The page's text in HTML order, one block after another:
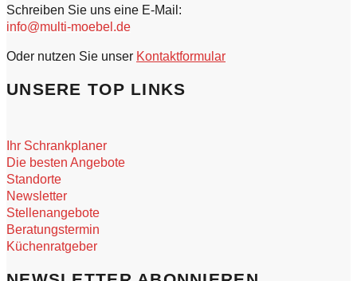
Schreiben Sie uns eine E-Mail:
info@multi-moebel.de
Oder nutzen Sie unser Kontaktformular
UNSERE TOP LINKS
Ihr Schrankplaner
Die besten Angebote
Standorte
Newsletter
Stellenangebote
Beratungstermin
Küchenratgeber